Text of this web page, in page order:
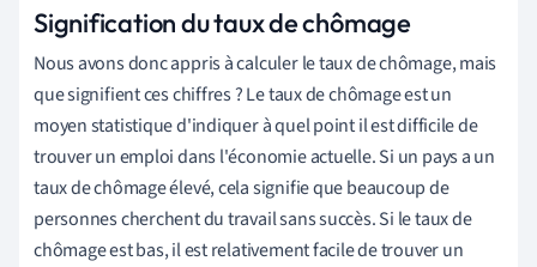
Signification du taux de chômage
Nous avons donc appris à calculer le taux de chômage, mais
que signifient ces chiffres ? Le taux de chômage est un
moyen statistique d'indiquer à quel point il est difficile de
trouver un emploi dans l'économie actuelle. Si un pays a un
taux de chômage élevé, cela signifie que beaucoup de
personnes cherchent du travail sans succès. Si le taux de
chômage est bas, il est relativement facile de trouver un